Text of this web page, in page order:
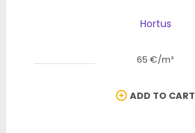
Hortus
65 €/m²
ADD TO CART